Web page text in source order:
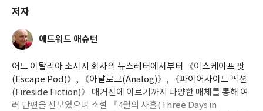
저자
에드워드 애슈턴
어느 이탈리아 소시지 회사의 뉴스레터에서부터 《이스케이프 팟
(Escape Pod)》, 《아날로그(Analog)》, 《파이어사이드 픽션
(Fireside Fiction)》 매거진에 이르기까지 다양한 매체를 통해 여
러 단편을 선보였으며 소설 『4월의 사흘(Three Days in